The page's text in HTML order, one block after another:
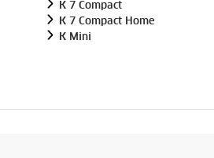
K 7 Compact
K 7 Compact Home
K Mini